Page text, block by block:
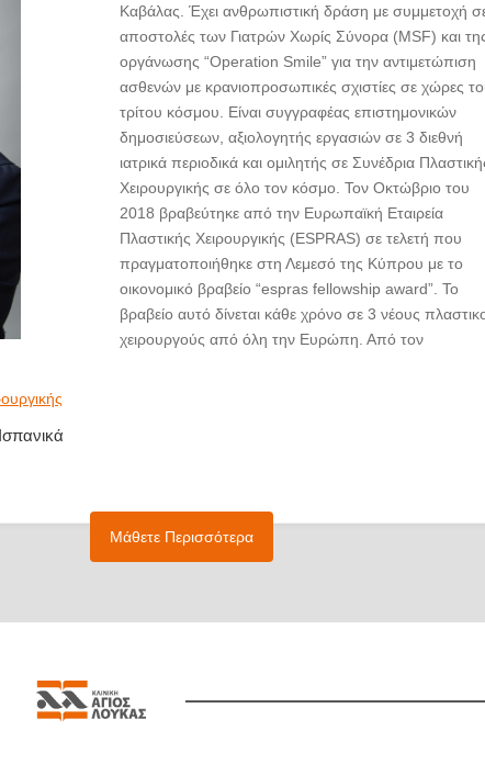
Καβάλας. Έχει ανθρωπιστική δράση με συμμετοχή
αποστολές των Γιατρών Χωρίς Σύνορα (MSF) και
οργάνωσης “Operation Smile” για την αντιμετώπιση
ασθενών με κρανιοπροσωπικές σχιστίες σε χώρες
τρίτου κόσμου. Είναι συγγραφέας επιστημονικών
δημοσιεύσεων, αξιολογητής εργασιών σε 3 διεθνή
ιατρικά περιοδικά και ομιλητής σε Συνέδρια
Χειρουργικής σε όλο τον κόσμο. Τον Οκτώβριο του
2018 βραβεύτηκε από την Ευρωπαϊκή Εταιρεία
Πλαστικής Χειρουργικής (ESPRAS) σε τελετή που
πραγματοποιήθηκε στη Λεμεσό της Κύπρου με το
οικονομικό βραβείο “espras fellowship award”. Το
βραβείο αυτό δίνεται κάθε χρόνο σε 3 νέους
χειρουργούς από όλη την Ευρώπη. Από τον
selection and psychosocial background”
τον εκδοτικό οίκο Springer με διάθεση στην
αγορά.
Μετεκπαιδεύτηκε για 3 μήνες στην Αισθητική και
Μάθετε Περισσότερα